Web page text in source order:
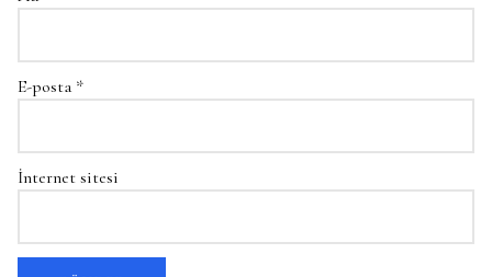
E-posta *
İnternet sitesi